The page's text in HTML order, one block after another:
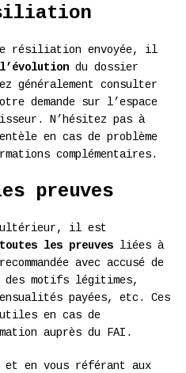
résiliation envoyée, il
du dossier
généralement consulter
demande sur l’espace
N’hésitez pas à
en cas de problème
complémentaires.
preuves
il est
les preuves liées à
avec accusé de
motifs légitimes,
payées, etc. Ces
en cas de
auprès du FAI.
et en vous référant aux